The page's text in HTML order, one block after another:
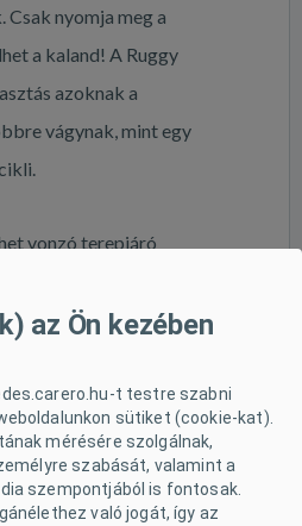
nyomja meg a
a kaland! A Ruggy
azoknak a
vágynak, mint egy
vonzó terepjáró
vonalai és dinamikus
gyermeket elvarázsolnak.
ökológiai bőrből
utazást biztosít.
az Ön kezében
t testre szabni
sütiket (cookie-kat).
mérésére szolgálnak,
szabását, valamint a
szempontjából is fontosak.
való jogát, így az